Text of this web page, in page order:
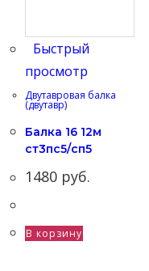
Быстрый
просмотр
Двутавровая балка
(двутавр)
Балка 16 12м
ст3пс5/сп5
1480 руб.
В корзину